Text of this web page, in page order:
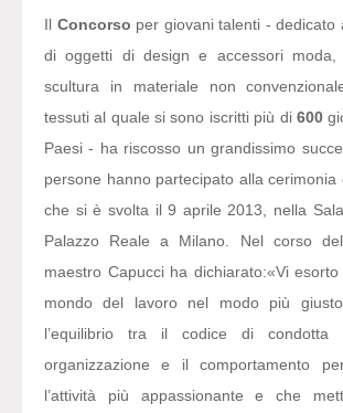
Il Concorso per giovani talenti - dedicato
di oggetti di design e accessori moda,
scultura in materiale non
tessuti al quale si sono iscritti più di 600
Paesi - ha riscosso un grandissimo
persone hanno partecipato alla cerimonia
che si è svolta il 9 aprile 2013, nella
Palazzo Reale a Milano. Nel corso
maestro Capucci ha dichiarato:«Vi
mondo del lavoro nel modo più
l’equilibrio tra il codice di condotta
organizzazione e il comportamento
l’attività più appassionante e che